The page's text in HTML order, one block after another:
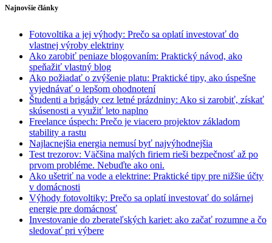
Najnovšie články
Fotovoltika a jej výhody: Prečo sa oplatí investovať do
vlastnej výroby elektriny
Ako zarobiť peniaze blogovaním: Praktický návod, ako
speňažiť vlastný blog
Ako požiadať o zvýšenie platu: Praktické tipy, ako úspešne
vyjednávať o lepšom ohodnotení
Študenti a brigády cez letné prázdniny: Ako si zarobiť, získať
skúsenosti a využiť leto naplno
Freelance úspech: Prečo je viacero projektov základom
stability a rastu
Najlacnejšia energia nemusí byť najvýhodnejšia
Test trezorov: Väčšina malých firiem rieši bezpečnosť až po
prvom probléme. Nebuďte ako oni.
Ako ušetriť na vode a elektrine: Praktické tipy pre nižšie účty
v domácnosti
Výhody fotovoltiky: Prečo sa oplatí investovať do solárnej
energie pre domácnosť
Investovanie do zberateľských kariet: ako začať rozumne a čo
sledovať pri výbere